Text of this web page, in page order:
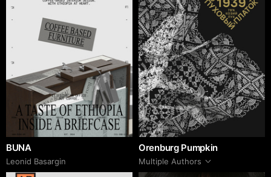
BUNA
Leonid Basargin
Orenburg Pumpkin
Multiple Authors